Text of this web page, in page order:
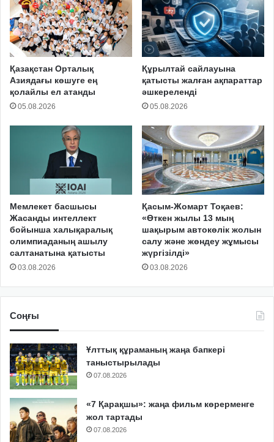
Қазақстан Орталық
Азиядағы көшуге ең
қолайлы ел атанды
05.08.2026
Құрылтай сайлауына
қатысты жалған ақпараттар
әшкереленді
05.08.2026
Мемлекет басшысы
Жасанды интеллект
бойынша халықаралық
олимпиаданың ашылу
салтанатына қатысты
03.08.2026
Қасым-Жомарт Тоқаев:
«Өткен жылы 13 мың
шақырым автокөлік жолын
салу және жөндеу жұмысы
жүргізілді»
03.08.2026
Соңғы
Ұлттық құраманың жаңа бапкері
таныстырылады
07.08.2026
«7 Қарақшы»: жаңа фильм көрерменге
жол тартады
07.08.2026